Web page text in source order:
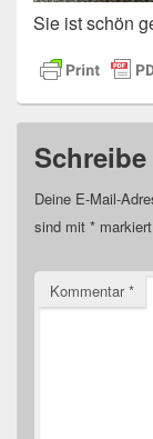
Sie ist schön
Deine E-Mail-
sind mit * markiert
Kommentar*